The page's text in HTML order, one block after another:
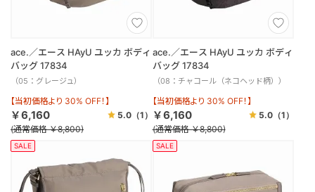
ace.／エース HAyU ユッカ ボディ
バッグ 17834
（05：グレージュ）
【当初価格より 30% OFF！】
￥6,160 5.0（1）
(通常価格 ￥8,800)
ace.／エース HAyU ユッカ ボディ
バッグ 17834
（08：チャコール（ネコヘッド柄））
【当初価格より 30% OFF！】
￥6,160 5.0 （1）
(通常価格 ￥8,800)
SALE SALE